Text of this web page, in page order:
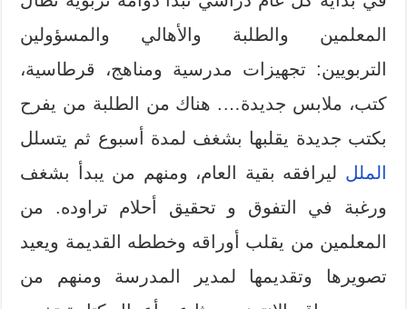
المعلمين والطلبة والأهالي والمسؤولين
التربويين: تجهيزات مدرسية ومناهج، قرطاسية،
كتب، ملابس جديدة…. هناك من الطلبة من يفرح
بكتب جديدة يقلبها بشغف لمدة أسبوع ثم يتسلل
الملل ليرافقه بقية العام، ومنهم من يبدأ بشغف
ورغبة في التفوق و تحقيق أحلام تراوده. من
المعلمين من يقلب أوراقه وخططه القديمة ويعيد
تصويرها وتقديمها لمدير المدرسة ومنهم من